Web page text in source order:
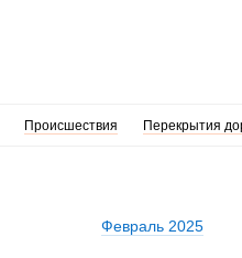
Происшествия Перекрытия
Февраль 2025